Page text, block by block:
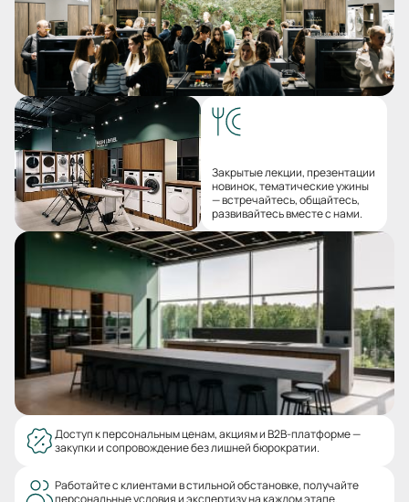
Закрытые лекции, презентации
новинок, тематические ужины
— встречайтесь, общайтесь,
развивайтесь вместе с нами.
Доступ к персональным ценам, акциям и B2B-платформе —
закупки и сопровождение без лишней бюрократии.
Работайте с клиентами в стильной обстановке, получайте
персональные условия и экспертизу на каждом этапе.